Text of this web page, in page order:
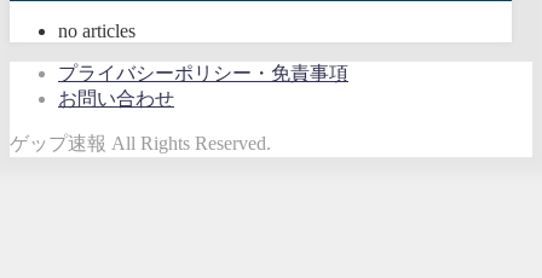
no articles
プライバシーポリシー・免責事項
お問い合わせ
ゲップ速報 All Rights Reserved.